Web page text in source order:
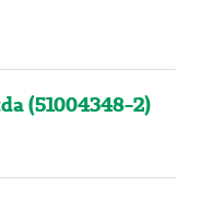
(51004348-2)